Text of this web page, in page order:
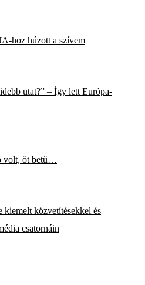
hoz húzott a szívem
utat?” – Így lett Európa-
volt, öt betű…
közvetítésekkel és
csatornáin